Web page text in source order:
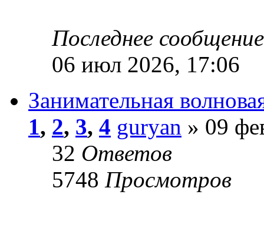
Последнее
06 июл 2026, 17:06
Занимательная
1, 2, 3, 4 guryan » 09
32 Ответов
5748 Просмотров